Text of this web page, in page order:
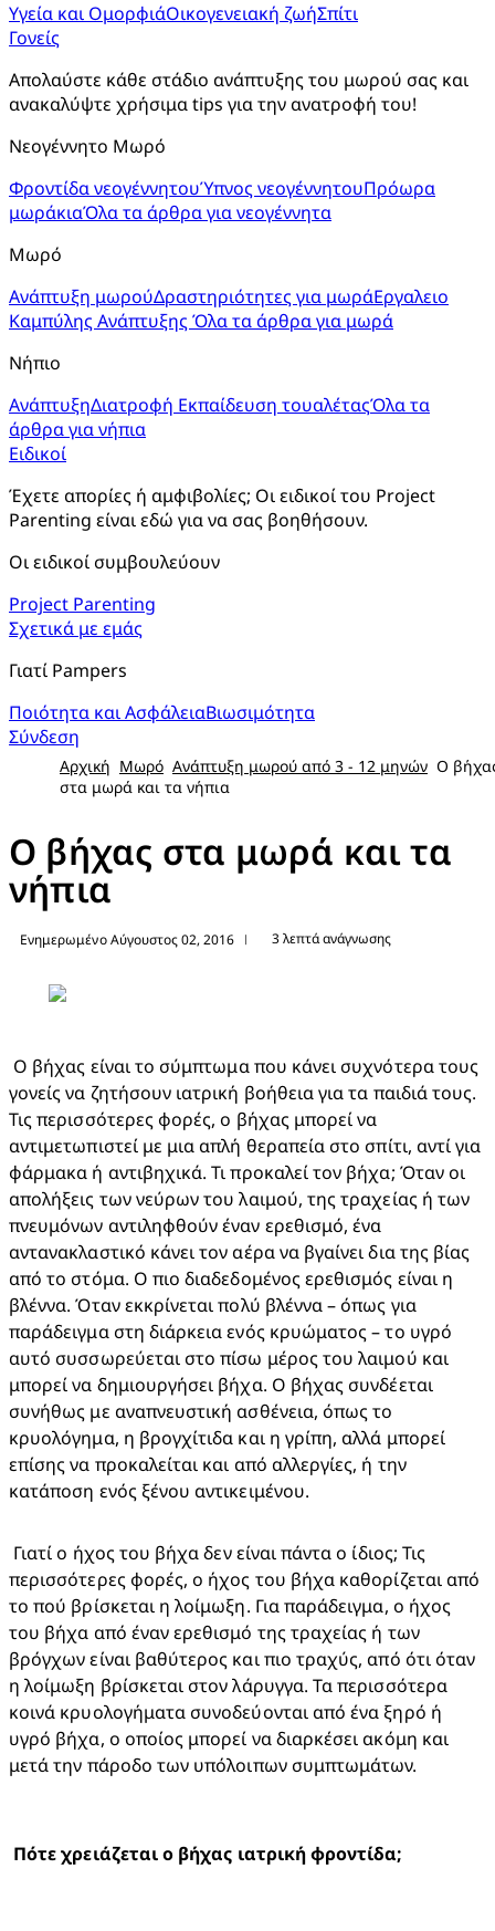
Υγεία και ΟμορφιάΟικογενειακή ζωήΣπίτι
Γονείς
Απολαύστε κάθε στάδιο ανάπτυξης του μωρού σας και
ανακαλύψτε χρήσιμα tips για την ανατροφή του!
Νεογέννητο Μωρό
Φροντίδα νεογέννητουΎπνος νεογέννητουΠρόωρα
μωράκιαΌλα τα άρθρα για νεογέννητα
Μωρό
Ανάπτυξη μωρούΔραστηριότητες για μωράΕργαλειο
Καμπύλης Ανάπτυξης Όλα τα άρθρα για μωρά
Νήπιο
ΑνάπτυξηΔιατροφή Εκπαίδευση τουαλέταςΌλα τα
άρθρα για νήπια
Ειδικοί
Έχετε απορίες ή αμφιβολίες; Οι ειδικοί του Project
Parenting είναι εδώ για να σας βοηθήσουν.
Οι ειδικοί συμβουλεύουν
Project Parenting
Σχετικά με εμάς
Γιατί Pampers
Ποιότητα και ΑσφάλειαΒιωσιμότητα
Σύνδεση
Αρχική Μωρό Ανάπτυξη μωρού από 3 - 12 μηνών Ο
στα μωρά και τα νήπια
Ο βήχας στα μωρά και τα
νήπια
Ενημερωμένο Αύγουστος 02, 2016 | 3 λεπτά ανάγνωσης
γονείς να ζητήσουν ιατρική βοήθεια για τα παιδιά τους.
Τις περισσότερες φορές, ο βήχας μπορεί να
αντιμετωπιστεί με μια απλή θεραπεία στο σπίτι, αντί για
φάρμακα ή αντιβηχικά. Τι προκαλεί τον βήχα; Όταν οι
απολήξεις των νεύρων του λαιμού, της τραχείας ή των
πνευμόνων αντιληφθούν έναν ερεθισμό, ένα
αντανακλαστικό κάνει τον αέρα να βγαίνει δια της βίας
από το στόμα. Ο πιο διαδεδομένος ερεθισμός είναι η
βλέννα. Όταν εκκρίνεται πολύ βλέννα – όπως για
παράδειγμα στη διάρκεια ενός κρυώματος – το υγρό
αυτό συσσωρεύεται στο πίσω μέρος του λαιμού και
μπορεί να δημιουργήσει βήχα. Ο βήχας συνδέεται
συνήθως με αναπνευστική ασθένεια, όπως το
κρυολόγημα, η βρογχίτιδα και η γρίπη, αλλά μπορεί
επίσης να προκαλείται και από αλλεργίες, ή την
κατάποση ενός ξένου αντικειμένου.
περισσότερες φορές, ο ήχος του βήχα καθορίζεται από
το πού βρίσκεται η λοίμωξη. Για παράδειγμα, ο ήχος
του βήχα από έναν ερεθισμό της τραχείας ή των
βρόγχων είναι βαθύτερος και πιο τραχύς, από ότι όταν
η λοίμωξη βρίσκεται στον λάρυγγα. Τα περισσότερα
κοινά κρυολογήματα συνοδεύονται από ένα ξηρό ή
υγρό βήχα, ο οποίος μπορεί να διαρκέσει ακόμη και
μετά την πάροδο των υπόλοιπων συμπτωμάτων.